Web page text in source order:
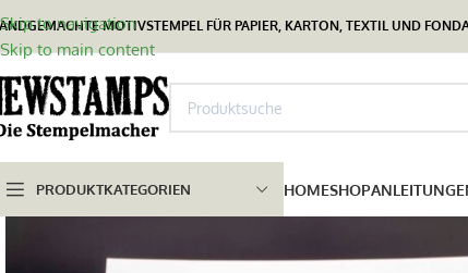
Skip to navigation
Skip to main content
MOTIVSTEMPEL FÜR PAPIER, KARTON, TEXTIL UND
PRODUKTKATEGORIEN HOMESHOP